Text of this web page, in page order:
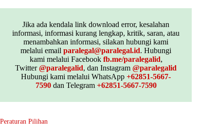
Jika ada kendala link download error, kesalahan
informasi, informasi kurang lengkap, kritik, saran, atau
menambahkan informasi, silakan hubungi kami
melalui emailparalegal@paralegal.id. Hubungi
kami melalui Facebook fb.me/paralegalid,
Twitter@paralegalid, dan Instagram@paralegalid
Hubungi kami melalui WhatsApp+62851-5667-
7590dan Telegram +62851-5667-7590
Peraturan Pilihan